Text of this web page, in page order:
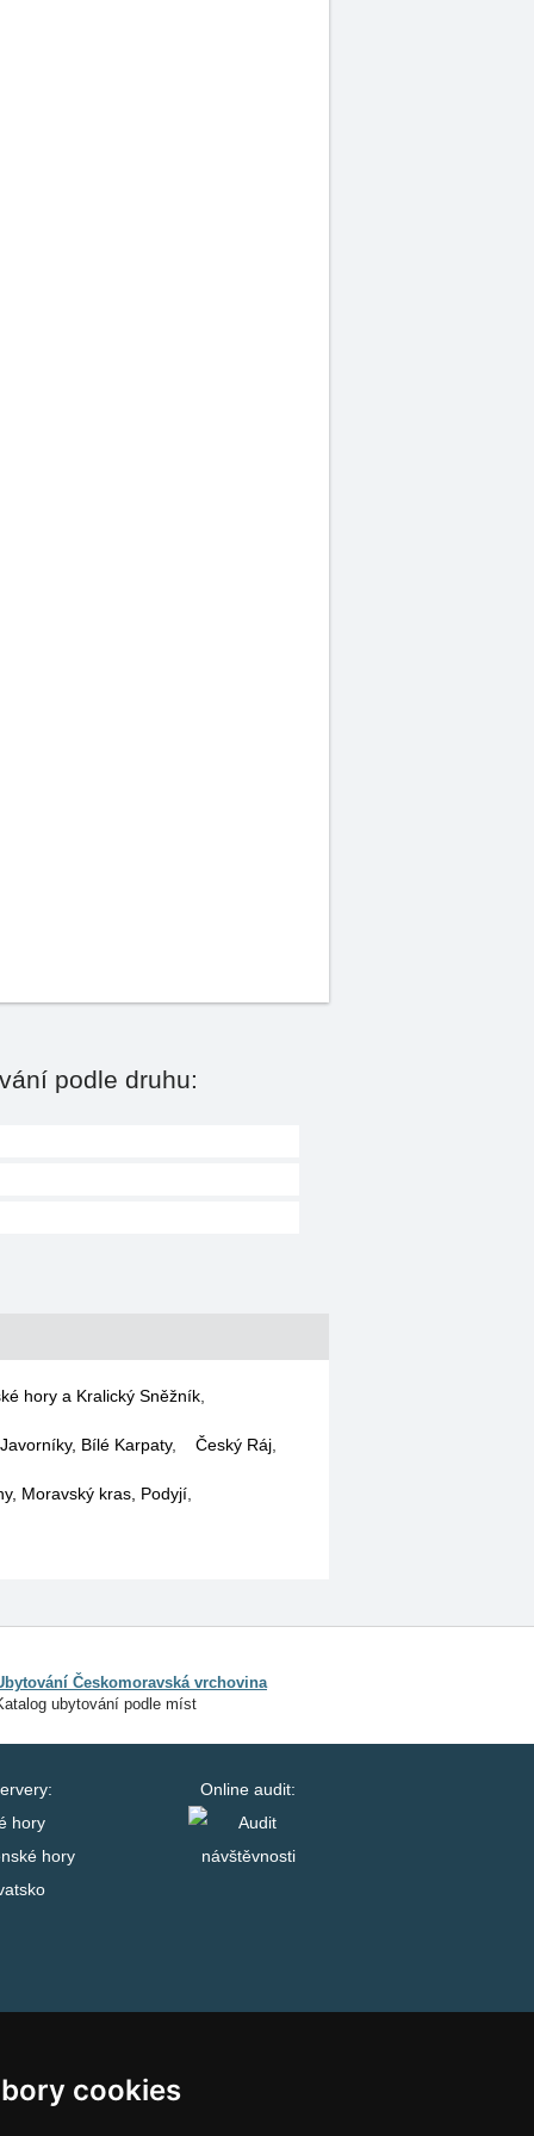
cookies
podle druhu:
hory a Kralický Sněžník,
Bílé Karpaty, Český Ráj
Moravský kras, Podyjí
Českomoravská vrchovina
ubytování podle míst
hory
hory
Online audit: